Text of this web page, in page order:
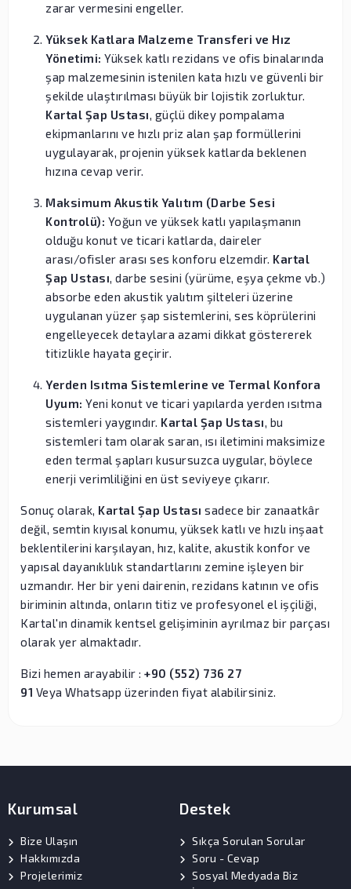
zarar vermesini engeller.
Yüksek Katlara Malzeme Transferi ve Hız
Yönetimi: Yüksek katlı rezidans ve ofis binalarında
şap malzemesinin istenilen kata hızlı ve güvenli bir
şekilde ulaştırılması büyük bir lojistik zorluktur.
Kartal Şap Ustası, güçlü dikey pompalama
ekipmanlarını ve hızlı priz alan şap formüllerini
uygulayarak, projenin yüksek katlarda beklenen
hızına cevap verir.
Maksimum Akustik Yalıtım (Darbe Sesi
Kontrolü): Yoğun ve yüksek katlı yapılaşmanın
olduğu konut ve ticari katlarda, daireler
arası/ofisler arası ses konforu elzemdir. Kartal
Şap Ustası, darbe sesini (yürüme, eşya çekme vb.)
absorbe eden akustik yalıtım şilteleri üzerine
uygulanan yüzer şap sistemlerini, ses köprülerini
engelleyecek detaylara azami dikkat göstererek
titizlikle hayata geçirir.
Yerden Isıtma Sistemlerine ve Termal Konfora
Uyum: Yeni konut ve ticari yapılarda yerden ısıtma
sistemleri yaygındır. Kartal Şap Ustası, bu
sistemleri tam olarak saran, ısı iletimini maksimize
eden termal şapları kusursuzca uygular, böylece
enerji verimliliğini en üst seviyeye çıkarır.
Sonuç olarak, Kartal Şap Ustası sadece bir zanaatkâr
değil, semtin kıyısal konumu, yüksek katlı ve hızlı inşaat
beklentilerini karşılayan, hız, kalite, akustik konfor ve
yapısal dayanıklılık standartlarını zemine işleyen bir
uzmandır. Her bir yeni dairenin, rezidans katının ve ofis
biriminin altında, onların titiz ve profesyonel el işçiliği,
Kartal'ın dinamik kentsel gelişiminin ayrılmaz bir parçası
olarak yer almaktadır.
Bizi hemen arayabilir : +90 (552) 736 27
91 Veya Whatsapp üzerinden fiyat alabilirsiniz.
Kurumsal
Bize Ulaşın
Hakkımızda
Projelerimiz
Destek
Sıkça Sorulan Sorular
Soru - Cevap
Sosyal Medyada Biz